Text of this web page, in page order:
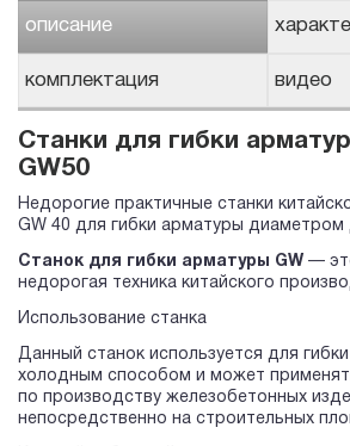
описание
комплектация видео
Станки для гибки
GW50
Недорогие практичные станки
GW 40 для гибки арматуры диаметром
Станок для гибки арматуры GW —
недорогая техника китайского
Использование станка
Данный станок используется для
холодным способом и может
по производству железобетонных
непосредственно на строительных